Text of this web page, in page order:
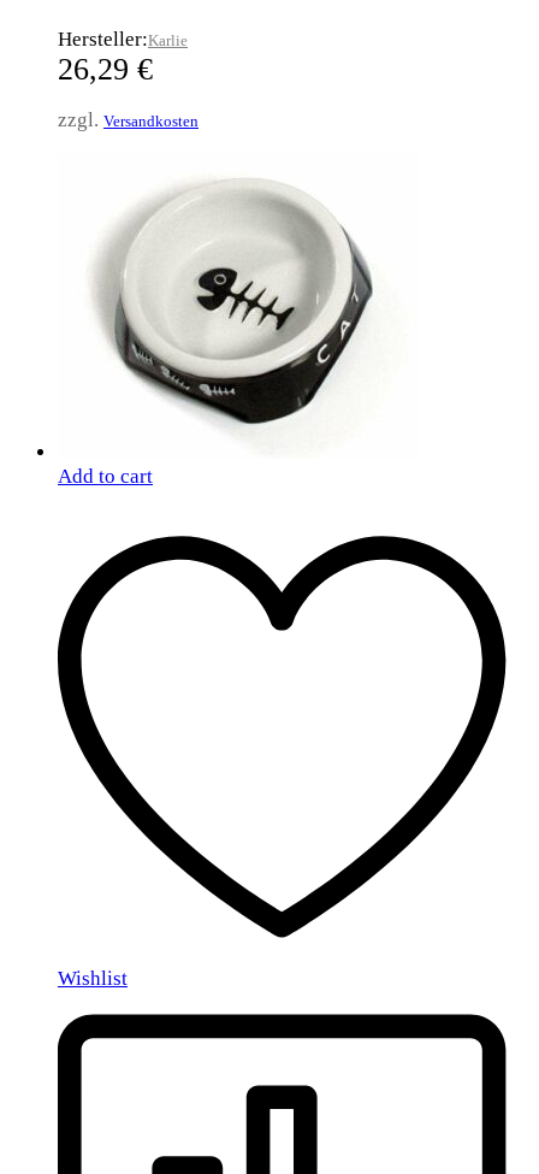
Hersteller:Karlie
26,29 €
zzgl. Versandkosten
Add to cart
Wishlist